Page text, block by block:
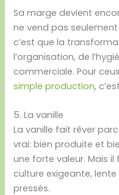
Sa marge devient
ne vend pas
c’est que la
l’organisation, de
commerciale. Pour
simple production,
5. La vanille
La vanille fait rêver
vrai: bien produite et
une forte valeur. Mais
culture exigeante,
pressés.